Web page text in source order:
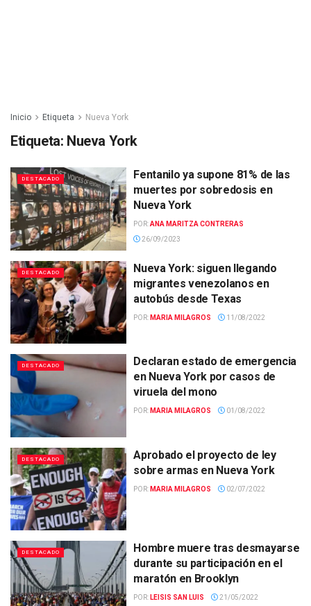
Inicio Etiqueta Nueva York
Etiqueta: Nueva York
DESTACADO
Fentanilo ya supone 81% de las
muertes por sobredosis en
Nueva York
POR:ANA MARITZA CONTRERAS
26/09/2023
DESTACADO
Nueva York: siguen llegando
migrantes venezolanos en
autobús desde Texas
POR: MARIA MILAGROS 11/08/2022
DESTACADO
Declaran estado de emergencia
en Nueva York por casos de
viruela del mono
POR: MARIA MILAGROS 01/08/2022
DESTACADO
Aprobado el proyecto de ley
sobre armas en Nueva York
POR: MARIA MILAGROS 02/07/2022
DESTACADO
Hombre muere tras desmayarse
durante su participación en el
maratón en Brooklyn
POR: LEISIS SAN LUIS 21/05/2022